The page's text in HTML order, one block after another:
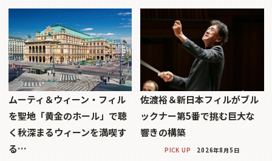
ムーティ＆ウィーン・フィル
を聖地「黄金のホール」で聴
く秋深まるウィーンを満喫す
る…
佐渡裕＆新日本フィルがブル
ックナー第5番で挑む巨大な
響きの構築
PICK UP 2026年8月5日